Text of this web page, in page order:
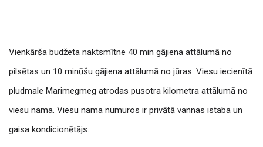
Vienkārša budžeta naktsmītne 40 min gājiena attālumā no
pilsētas un 10 minūšu gājiena attālumā no jūras. Viesu iecienītā
pludmale Marimegmeg atrodas pusotra kilometra attālumā no
viesu nama. Viesu nama numuros ir privātā vannas istaba un
gaisa kondicionētājs.